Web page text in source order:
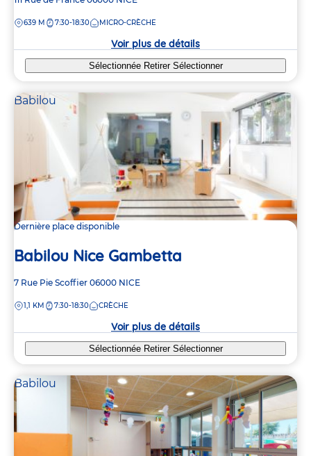
la
DISTANCE
639 M 7:30-18:30 MICRO-CRÈCHE
Voir plus de détails
Sélectionnée Retirer Sélectionner
Babilou
Dernière place disponible
Babilou Nice Gambetta
Adresse
la
7 Rue Pie Scoffier 06000 NICE
DISTANCE
1,1 KM 7:30-18:30 CRÈCHE
Voir plus de détails
Sélectionnée Retirer Sélectionner
Babilou